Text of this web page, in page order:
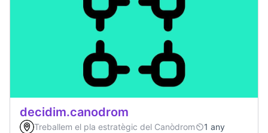
decidim.canodrom
Treballem el pla estratègic del Canòdrom
1 any